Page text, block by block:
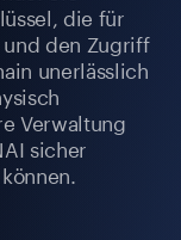
die für
und den Zugriff
unerlässlich
Verwaltung
sicher